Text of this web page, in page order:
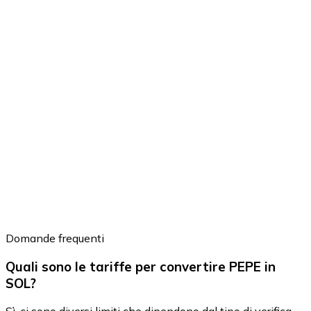
Domande frequenti
Quali sono le tariffe per convertire PEPE in
SOL?